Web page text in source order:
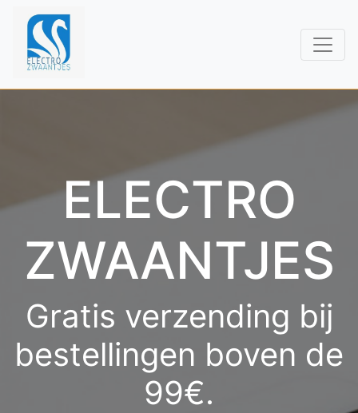
ELECTRO
ZWAANTJES
Gratis verzending bij
bestellingen boven de
99€.